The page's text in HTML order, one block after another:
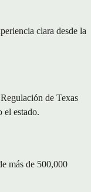
clara desde la
de Texas
el estado.
más de 500,000